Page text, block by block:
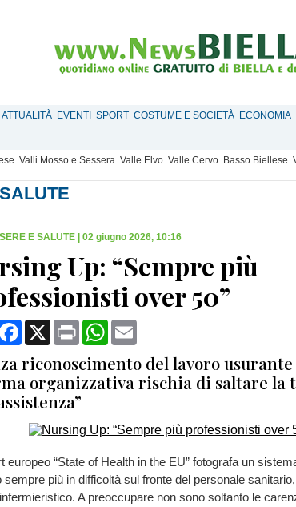
ATTUALITÀ EVENTI SPORT COSTUME E SOCIETÀ ECONOMIA
Valli Mosso e Sessera Valle Elvo Valle Cervo Basso Biellese
E SALUTE 02 giugno 2026, 10:16
Up: “Sempre più
over 50”
Facebook
X Print WhatsApp
riconoscimento del lavoro usurante
organizzativa rischia di saltare la
europeo “State of Health in the EU” fotografa un
sempre più in difficoltà sul fronte del personale
A preoccupare non sono soltanto le